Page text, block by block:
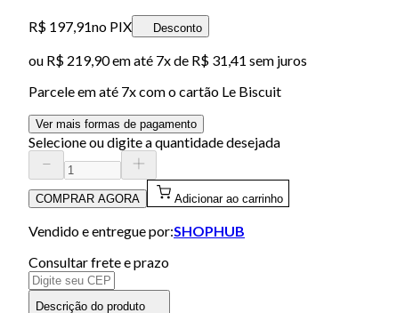
R$ 197,91no PIX Desconto
ou R$ 219,90em até 7x de R$ 31,41 sem juros
Parcele em até 7x com o cartão Le Biscuit
Ver mais formas de pagamento
Selecione ou digite a quantidade desejada
COMPRAR AGORA Adicionar ao carrinho
Vendido e entregue por:SHOPHUB
Consultar frete e prazo
Descrição do produto